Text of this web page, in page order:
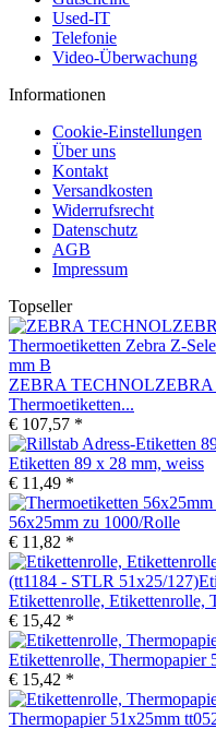
Used-IT
Telefonie
Video-Überwachung
Informationen
Cookie-Einstellungen
Über uns
Kontakt
Versandkosten
Widerrufsrecht
Datenschutz
AGB
Impressum
Topseller
ZEBRA
Thermoetiketten...
€ 107,57 *
Etiketten 89 x 28 mm, weiss
€ 11,49 *
56x25mm zu 1000/Rolle
€ 11,82 *
Etikettenrolle, Etikettenrolle,
€ 15,42 *
Etikettenrolle, Thermopapier
€ 15,42 *
Thermopapier 51x25mm